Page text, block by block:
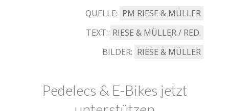
QUELLE: PM RIESE & MÜLLER
TEXT: RIESE & MÜLLER / RED.
BILDER: RIESE & MÜLLER
Pedelecs & E-Bikes jetzt